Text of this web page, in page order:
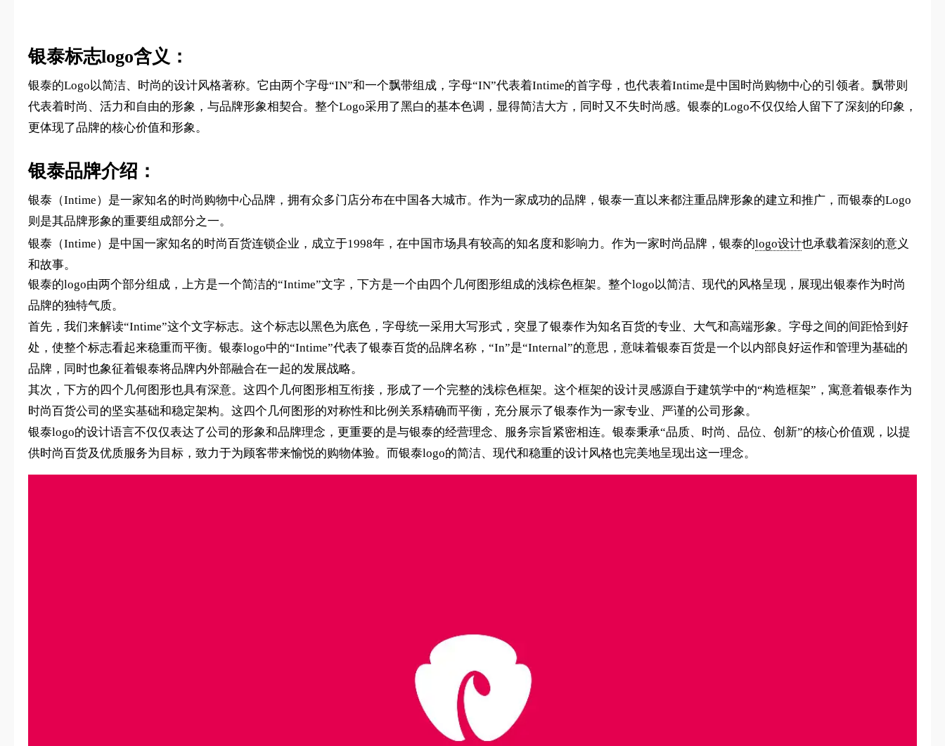
银泰标志logo含义：
银泰的Logo以简洁、时尚的设计风格著称。它由两个字母“IN”和一个飘带组成，字母“IN”代表着Intime的首字母，也代表着Intime是中国时尚购物中心的引领者。飘带则
代表着时尚、活力和自由的形象，与品牌形象相契合。整个Logo采用了黑白的基本色调，显得简洁大方，同时又不失时尚感。银泰的Logo不仅仅给人留下了深刻的印象，
更体现了品牌的核心价值和形象。
银泰品牌介绍：
银泰（Intime）是一家知名的时尚购物中心品牌，拥有众多门店分布在中国各大城市。作为一家成功的品牌，银泰一直以来都注重品牌形象的建立和推广，而银泰的Logo
则是其品牌形象的重要组成部分之一。
银泰（Intime）是中国一家知名的时尚百货连锁企业，成立于1998年，在中国市场具有较高的知名度和影响力。作为一家时尚品牌，银泰的logo设计也承载着深刻的意义
和故事。
银泰的logo由两个部分组成，上方是一个简洁的“Intime”文字，下方是一个由四个几何图形组成的浅棕色框架。整个logo以简洁、现代的风格呈现，展现出银泰作为时尚
品牌的独特气质。
首先，我们来解读“Intime”这个文字标志。这个标志以黑色为底色，字母统一采用大写形式，突显了银泰作为知名百货的专业、大气和高端形象。字母之间的间距恰到好
处，使整个标志看起来稳重而平衡。银泰logo中的“Intime”代表了银泰百货的品牌名称，“In”是“Internal”的意思，意味着银泰百货是一个以内部良好运作和管理为基础的
品牌，同时也象征着银泰将品牌内外部融合在一起的发展战略。
其次，下方的四个几何图形也具有深意。这四个几何图形相互衔接，形成了一个完整的浅棕色框架。这个框架的设计灵感源自于建筑学中的“构造框架”，寓意着银泰作为
时尚百货公司的坚实基础和稳定架构。这四个几何图形的对称性和比例关系精确而平衡，充分展示了银泰作为一家专业、严谨的公司形象。
银泰logo的设计语言不仅仅表达了公司的形象和品牌理念，更重要的是与银泰的经营理念、服务宗旨紧密相连。银泰秉承“品质、时尚、品位、创新”的核心价值观，以提
供时尚百货及优质服务为目标，致力于为顾客带来愉悦的购物体验。而银泰logo的简洁、现代和稳重的设计风格也完美地呈现出这一理念。